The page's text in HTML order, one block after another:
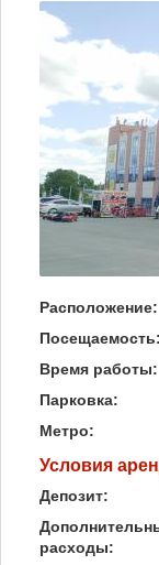
Расположение:
Посещаемость:
Время работы:
Парковка:
Метро:
Условия
Депозит:
расходы: